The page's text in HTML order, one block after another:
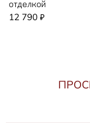
отделкой
12 790 ₽